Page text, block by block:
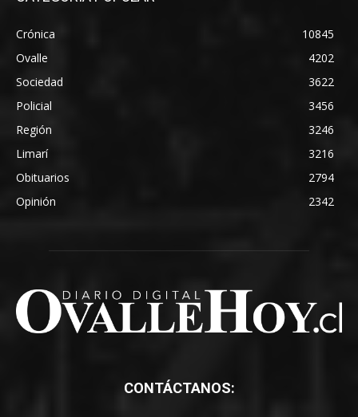
Crónica
10845
Ovalle
4202
Sociedad
3622
Policial
3456
Región
3246
Limarí
3216
Obituarios
2794
Opinión
2342
CONTÁCTANOS: